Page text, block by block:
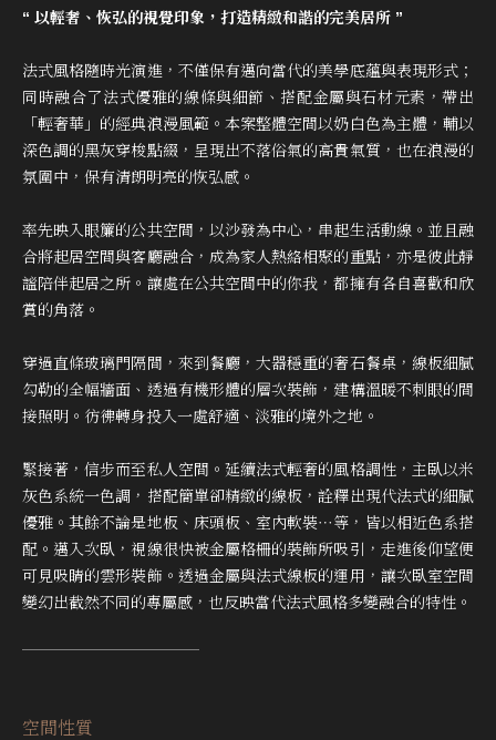
“ 以輕奢、恢弘的視覺印象，打造精緻和諧的完美居所 ”
法式風格隨時光演進，不僅保有邁向當代的美學底蘊與表現形式；
同時融合了法式優雅的線條與細節、搭配金屬與石材元素，帶出
「輕奢華」的經典浪漫風範。本案整體空間以奶白色為主體，輔以
深色調的黑灰穿梭點綴，呈現出不落俗氣的高貴氣質，也在浪漫的
氛圍中，保有清朗明亮的恢弘感。
率先映入眼簾的公共空間，以沙發為中心，串起生活動線。並且融
合將起居空間與客廳融合，成為家人熱絡相聚的重點，亦是彼此靜
謐陪伴起居之所。讓處在公共空間中的你我，都擁有各自喜歡和欣
賞的角落。
穿過直條玻璃門隔間，來到餐廳，大器穩重的奢石餐桌，線板細膩
勾勒的全幅牆面、透過有機形體的層次裝飾，建構溫暖不刺眼的間
接照明。彷彿轉身投入一處舒適、淡雅的境外之地。
緊接著，信步而至私人空間。延續法式輕奢的風格調性，主臥以米
灰色系統一色調，搭配簡單卻精緻的線板，詮釋出現代法式的細膩
優雅。其餘不論是地板、床頭板、室內軟裝⋯等，皆以相近色系搭
配。邁入次臥，視線很快被金屬格柵的裝飾所吸引，走進後仰望便
可見吸睛的雲形裝飾。透過金屬與法式線板的運用，讓次臥室空間
變幻出截然不同的專屬感，也反映當代法式風格多變融合的特性。
空間性質